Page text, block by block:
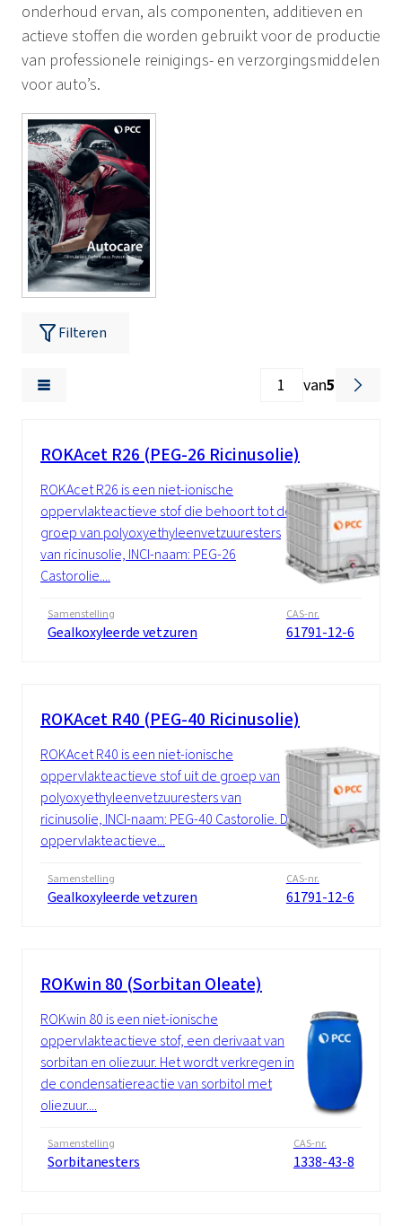
onderhoud ervan, als componenten, additieven en
actieve stoffen die worden gebruikt voor de productie
van professionele reinigings- en verzorgingsmiddelen
voor auto’s.
Filteren
van5
ROKAcet R26 (PEG-26 Ricinusolie)
ROKAcet R26 is een niet-ionische
oppervlakteactieve stof die behoort tot de
groep van polyoxyethyleenvetzuuresters
van ricinusolie, INCI-naam: PEG-26
Castorolie....
Samenstelling
Gealkoxyleerde vetzuren
CAS-nr.
61791-12-6
ROKAcet R40 (PEG-40 Ricinusolie)
ROKAcet R40 is een niet-ionische
oppervlakteactieve stof uit de groep van
polyoxyethyleenvetzuuresters van
ricinusolie, INCI-naam: PEG-40 Castorolie. De
oppervlakteactieve...
Samenstelling
Gealkoxyleerde vetzuren
CAS-nr.
61791-12-6
ROKwin 80 (Sorbitan Oleate)
ROKwin 80 is een niet-ionische
oppervlakteactieve stof, een derivaat van
sorbitan en oliezuur. Het wordt verkregen in
de condensatiereactie van sorbitol met
oliezuur....
Samenstelling
Sorbitanesters
CAS-nr.
1338-43-8